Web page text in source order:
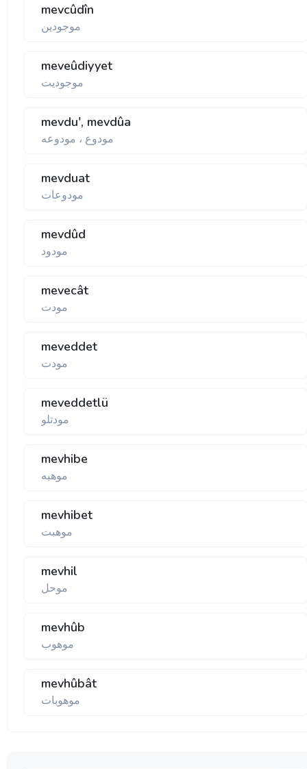
mevcûdîn
موجودين
meveûdiyyet
موجوديت
mevdu', mevdûa
مودوع ، مودوعه
mevduat
مودوعات
mevdûd
مودود
mevecât
مودت
meveddet
مودت
meveddetlü
مودتلو
mevhibe
موهبه
mevhibet
موهبت
mevhil
موحل
mevhûb
موهوب
mevhûbât
موهوبات